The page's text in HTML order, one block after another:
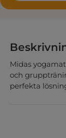
Midas
och
perfekta